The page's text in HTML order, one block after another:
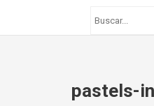
pastels-